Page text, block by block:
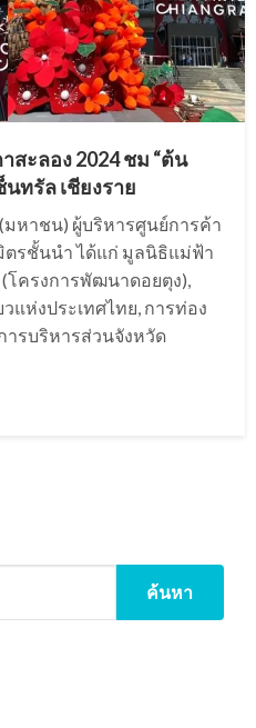
สะลอง 2024 ชม “ต้น
ทรัล เชียงราย
หาชน) ผู้บริหารศูนย์การค้า
ตรชั้นนำ ได้แก่ มูลนิธิแม่ฟ้า
โครงการพัฒนาดอยตุง),
แห่งประเทศไทย, การท่อง
ารบริหารส่วนจังหวัด